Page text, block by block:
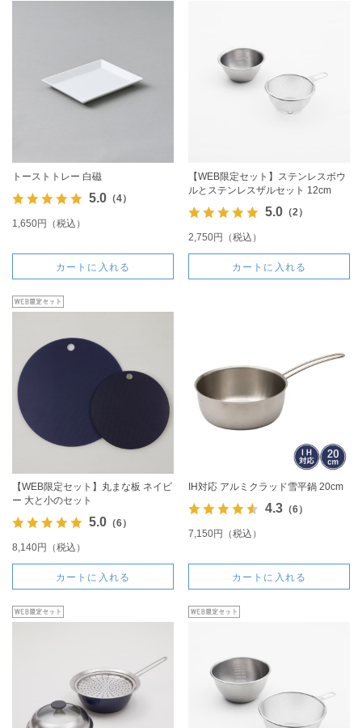
トーストトレー 白磁
5.0（4）
1,650円（税込）
カートに入れる
【WEB限定セット】ステンレスボウ
ルとステンレスザルセット 12cm
5.0（2）
2,750円（税込）
カートに入れる
【WEB限定セット】丸まな板 ネイビ
ー 大と小のセット
5.0（6）
8,140円（税込）
カートに入れる
IH対応 アルミクラッド雪平鍋 20cm
4.3（6）
7,150円（税込）
カートに入れる